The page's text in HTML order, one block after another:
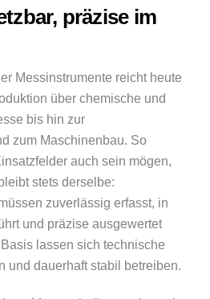
präzise im
Messinstrumente reicht heute
über chemische und
bis hin zur
zum Maschinenbau. So
auch sein mögen,
stets derselbe:
zuverlässig erfasst, in
und präzise ausgewertet
lassen sich technische
und dauerhaft stabil betreiben.